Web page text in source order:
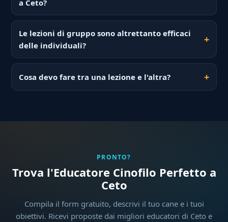
a Ceto?
Le lezioni di gruppo sono altrettanto efficaci
delle individuali?
Cosa devo fare tra una lezione e l'altra?
PRONTO?
Trova l'Educatore Cinofilo Perfetto a
Ceto
Compila il form gratuito, descrivi il tuo cane e i tuoi
obiettivi. Ricevi proposte dai migliori educatori di Ceto e